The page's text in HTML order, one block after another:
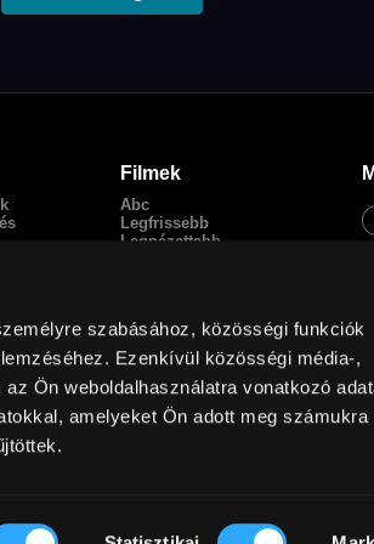
szabásához, közösségi funkciók
Ezenkívül közösségi média-,
Ön weboldalhasználatra vonatkozó
amelyeket Ön adott meg számukra
Filmek
Abc
Legfrissebb
Legnézettebb